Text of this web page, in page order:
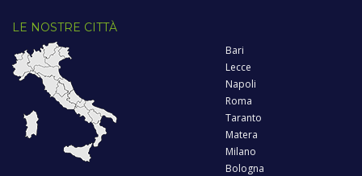
LE NOSTRE CITTÀ
Bari
Lecce
Napoli
Roma
Taranto
Matera
Milano
Bologna